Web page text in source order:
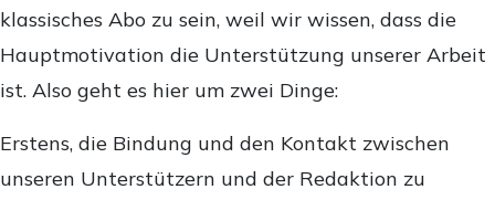
klassisches Abo zu sein, weil wir wissen, dass die
Hauptmotivation die Unterstützung unserer Arbeit
ist. Also geht es hier um zwei Dinge:
Erstens, die Bindung und den Kontakt zwischen
unseren Unterstützern und der Redaktion zu